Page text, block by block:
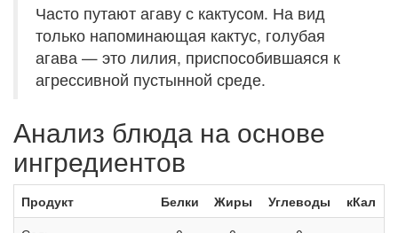
Часто путают агаву с кактусом. На вид
только напоминающая кактус, голубая
агава — это лилия, приспособившаяся к
агрессивной пустынной среде.
Анализ блюда на основе
ингредиентов
Продукт Белки Жиры Углеводы
кКал